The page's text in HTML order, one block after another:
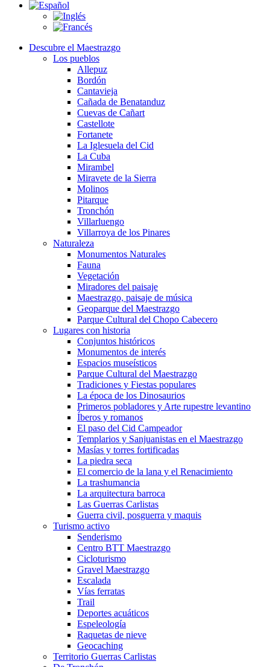
Descubre el Maestrazgo
Los pueblos
Allepuz
Bordón
Cantavieja
Cañada de Benatanduz
Cuevas de Cañart
Castellote
Fortanete
La Iglesuela del Cid
La Cuba
Mirambel
Miravete de la Sierra
Molinos
Pitarque
Tronchón
Villarluengo
Villarroya de los Pinares
Naturaleza
Monumentos Naturales
Fauna
Vegetación
Miradores del paisaje
Maestrazgo, paisaje de música
Geoparque del Maestrazgo
Parque Cultural del Chopo Cabecero
Lugares con historia
Conjuntos históricos
Monumentos de interés
Espacios museísticos
Parque Cultural del Maestrazgo
Tradiciones y Fiestas populares
La época de los Dinosaurios
Primeros pobladores y Arte rupestre levantino
Íberos y romanos
El paso del Cid Campeador
Templarios y Sanjuanistas en el Maestrazgo
Masías y torres fortificadas
La piedra seca
El comercio de la lana y el Renacimiento
La trashumancia
La arquitectura barroca
Las Guerras Carlistas
Guerra civil, posguerra y maquis
Turismo activo
Senderismo
Centro BTT Maestrazgo
Cicloturismo
Gravel Maestrazgo
Escalada
Vías ferratas
Trail
Deportes acuáticos
Espeleología
Raquetas de nieve
Geocaching
Territorio Guerras Carlistas